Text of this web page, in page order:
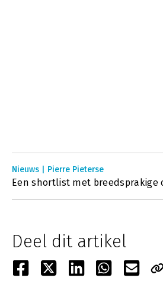
Nieuws | Pierre Pieterse
Een shortlist met breedsprakige
Deel dit artikel